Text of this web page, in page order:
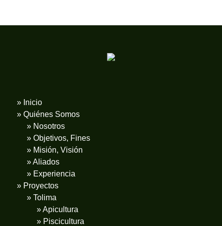
» Inicio
» Quiénes Somos
» Nosotros
» Objetivos, Fines
» Misión, Visión
» Aliados
» Experiencia
» Proyectos
» Tolima
» Apicultura
» Piscicultura